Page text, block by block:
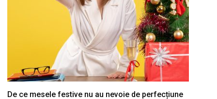
De ce mesele festive nu au nevoie de perfecțiune